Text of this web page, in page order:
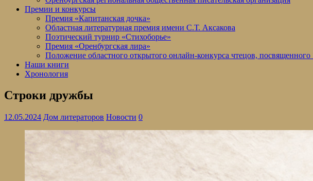
Премии и конкурсы
Премия «Капитанская дочка»
Областная литературная премия имени С.Т. Аксакова
Поэтический турнир «Стихоборье»
Премия «Оренбургская лира»
Положение областного открытого онлайн-конкурса чтецов,
Наши книги
Хронология
Строки дружбы
12.05.2024 Дом литераторов Новости 0